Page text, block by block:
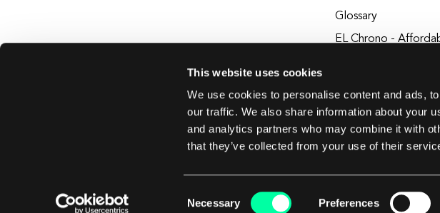
This website uses cookies
We use cookies to personalise content and ads,
our traffic. We also share information about your
and analytics partners who may combine it with
that they’ve collected from your use of their
Necessary Preferences
Glossary
EL Chrono -